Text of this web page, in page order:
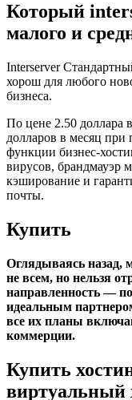
Который
малого и
Interserver
хорош для любого
бизнеса.
По цене 2.50 доллара
долларов в месяц
функции бизнес-
вирусов, брандмауэр
кэширование и
почты.
Купить
Оглядываясь назад,
не всем, но нельзя
направленность —
идеальным
все их планы
коммерции.
Купить
виртуальный